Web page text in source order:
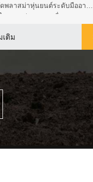
ดพลาสม่าหุ่นยนต์ระดับมืออาชีพ
นราคาย่อมเยา เครื่อ...
เติม